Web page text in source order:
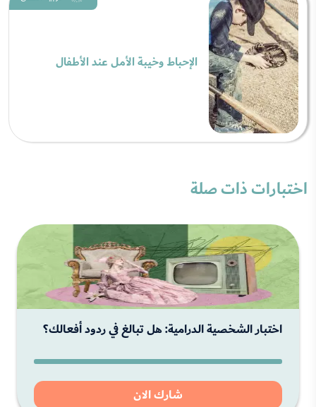
الإحباط وخيبة الأمل عند الأطفال
اختبارات ذات صلة
اختبار الشخصية الدرامية: هل تبالغ في ردود أفعالك؟
شارك الان